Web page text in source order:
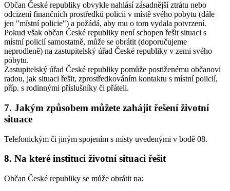
Občan České republiky obvykle nahlásí zásadnější ztrátu nebo
odcizení finančních prostředků policii v místě svého pobytu (dále
jen "místní policie") a požádá, aby mu o tom vydala potvrzení.
Pokud však občan České republiky není schopen řešit situaci s
místní policií samostatně, může se obrátit (doporučujeme
neprodleně) na zastupitelský úřad České republiky v zemi svého
pobytu.
Zastupitelský úřad České republiky pomůže postiženému občanovi
radou, jak situaci řešit, zprostředkováním kontaktu s místní policií,
příp. s rodinnými příslušníky či přáteli.
7. Jakým způsobem můžete zahájit řešení životní
situace
Telefonickým či jiným spojením s místy uvedenými v bodě 08.
8. Na které instituci životní situaci řešit
Občan České republiky se může obrátit na: